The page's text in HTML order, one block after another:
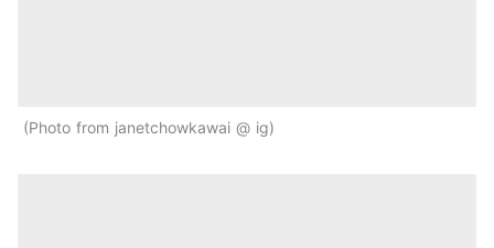
Photo from janetchowkawai @ ig